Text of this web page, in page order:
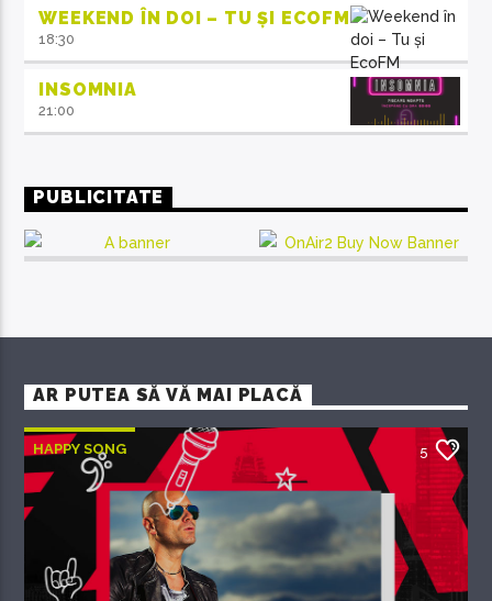
WEEKEND ÎN DOI – TU ȘI ECOFM
18:30
INSOMNIA
21:00
PUBLICITATE
AR PUTEA SĂ VĂ MAI PLACĂ
HAPPY SONG 5